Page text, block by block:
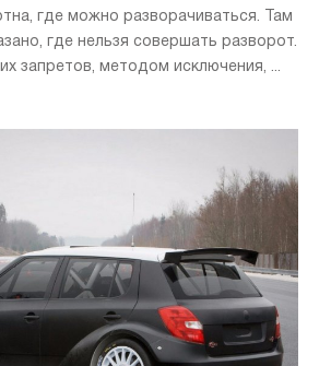
где можно разворачиваться. Там
где нельзя совершать разворот.
запретов, методом исключения, ...